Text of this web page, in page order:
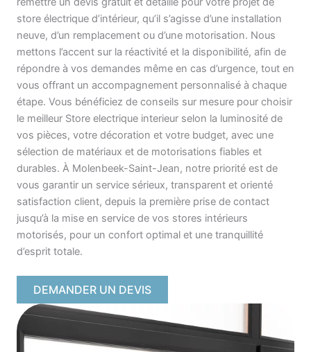
store électrique d’intérieur, qu’il s’agisse d’une installation
neuve, d’un remplacement ou d’une motorisation. Nous
mettons l’accent sur la réactivité et la disponibilité, afin de
répondre à vos demandes même en cas d’urgence, tout en
vous offrant un accompagnement personnalisé à chaque
étape. Vous bénéficiez de conseils sur mesure pour choisir
le meilleur Store electrique interieur selon la luminosité de
vos pièces, votre décoration et votre budget, avec une
sélection de matériaux et de motorisations fiables et
durables. À Molenbeek-Saint-Jean, notre priorité est de
vous garantir un service sérieux, transparent et orienté
satisfaction client, depuis la première prise de contact
jusqu’à la mise en service de vos stores intérieurs
motorisés, pour un confort optimal et une tranquillité
d’esprit totale.
DEMANDER UN DEVIS